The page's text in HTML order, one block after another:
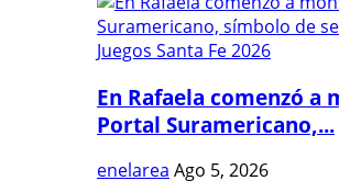
En Rafaela comenzó a
Portal Suramericano,...
enelarea Ago 5, 2026